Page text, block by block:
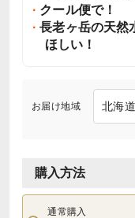
クール便で！
長老ヶ岳の天然
ほしい！
お届け地域
購入方法
通常購入